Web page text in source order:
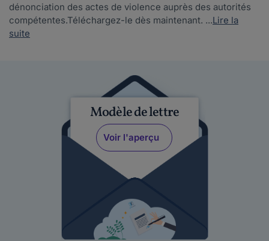
Modèle de lettre
Voir l'aperçu
dénonciation des actes de violence auprès des autorités
compétentes.Téléchargez-le dès maintenant. ...Lire la
suite